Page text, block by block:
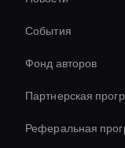
События
Фонд авторов
Партнерская
Реферальная